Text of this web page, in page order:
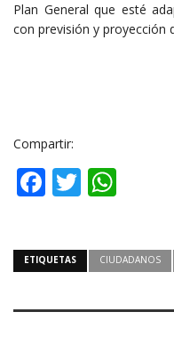
Plan General que esté
con previsión y proyección
Compartir:
Facebook
Twitter
ETIQUETAS CIUDADANOS